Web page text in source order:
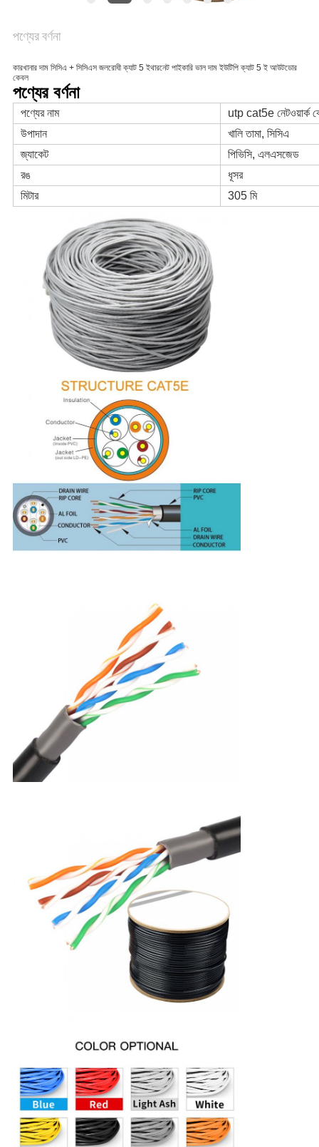
পণ্যের বর্ণনা
কারখানার দাম সিসিএ + সিসিএস জলরোধী ক্যাট 5 ইথারনেট পাইকারি ভাল দাম ইউটিপি ক্যাট 5 ই আউটডোর
কেবল
পণ্যের বর্ণনা
পণ্যের নাম
utp cat5e নেটওয়ার্ক
উপাদান
খালি তামা, সিসিএ
জ্যাকেট
পিভিসি, এলএসজেড
রঙ
ধূসর
মিটার
305 মি